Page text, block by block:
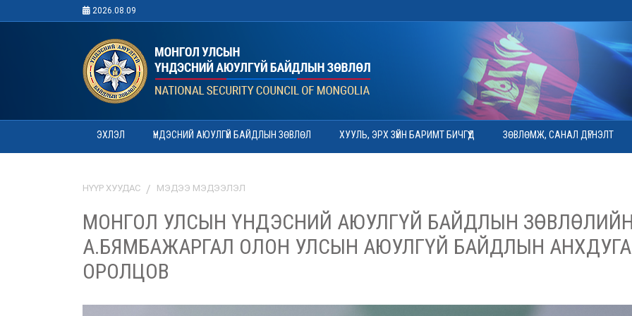
2026.08.09
ЭХЛЭЛ ҮНДЭСНИЙ АЮУЛГҮЙ БАЙДЛЫН ЗӨВЛӨЛ ХУУЛЬ, ЭРХ ЗҮЙН БАРИМТ БИЧГҮҮД ЗӨВЛӨМЖ, САНАЛ ДҮГНЭЛТ
НҮҮР ХУУДАС МЭДЭЭ МЭДЭЭЛЭЛ
МОНГОЛ УЛСЫН ҮНДЭСНИЙ АЮУЛГҮЙ БАЙДЛЫН
А.БЯМБАЖАРГАЛ ОЛОН УЛСЫН АЮУЛГҮЙ БАЙДЛЫН
ОРОЛЦОВ